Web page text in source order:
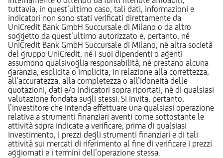
tuttavia, in quest’ultimo caso, tali dati, informazioni e
indicatori non sono stati verificati direttamente da
UniCredit Bank GmbH Succursale di Milano o da altro
soggetto da quest’ultimo autorizzato e, pertanto, né
UniCredit Bank GmbH Succursale di Milano, né altra società
del gruppo UniCredit, né i suoi dipendenti o agenti
assumono qualsivoglia responsabilità, né prestano alcuna
garanzia, esplicita o implicita, in relazione alla correttezza,
all’accuratezza, alla completezza o all’idoneità delle
quotazioni, dati e/o indicatori sopra riportati, né di qualsiasi
valutazione fondata sugli stessi. Si invita, pertanto,
l’investitore che intenda effettuare una qualsiasi operazione
relativa a strumenti finanziari aventi come sottostante le
attività sopra indicate a verificare, prima di qualsiasi
investimento, i prezzi degli strumenti finanziari e di tali
attività sui mercati di riferimento al fine di verificare i prezzi
aggiornati e i termini dell’operazione stessa.